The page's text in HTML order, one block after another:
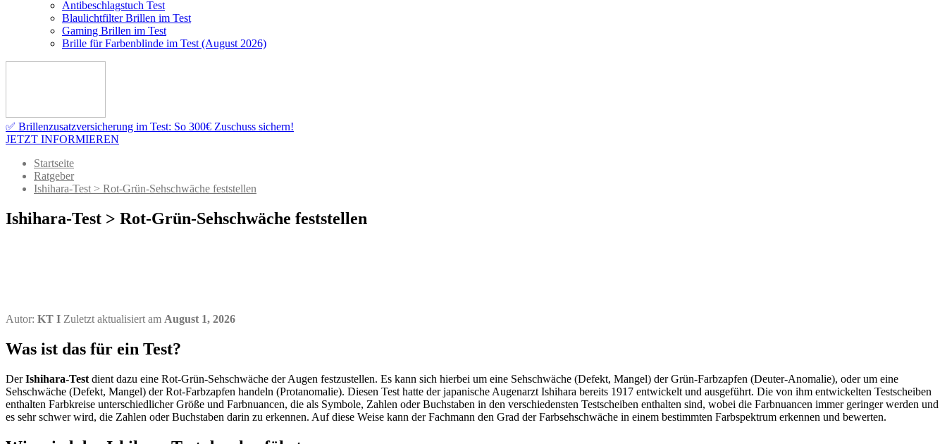
Antibeschlagstuch Test
Blaulichtfilter Brillen im Test
Gaming Brillen im Test
Brille für Farbenblinde im Test (August 2026)
✅ Brillenzusatzversicherung im Test: So 300€ Zuschuss sichern!
JETZT INFORMIEREN
Startseite
Ratgeber
Ishihara-Test > Rot-Grün-Sehschwäche feststellen
Ishihara-Test > Rot-Grün-Sehschwäche feststellen
Autor: KT I Zuletzt aktualisiert am August 1, 2026
Was ist das für ein Test?
DerIshihara-Test dient dazu eine Rot-Grün-Sehschwäche der Augen festzustellen. Es kann sich hierbei um eine Sehschwäche (Defekt, Mangel) der Grün-Farbzapfen (Deuter-Anomalie), oder um eine
Sehschwäche (Defekt, Mangel) der Rot-Farbzapfen handeln (Protanomalie). Diesen Test hatte der japanische Augenarzt Ishihara bereits 1917 entwickelt und ausgeführt. Die von ihm entwickelten Testscheiben
enthalten Farbkreise unterschiedlicher Größe und Farbnuancen, die als Symbole, Zahlen oder Buchstaben in den verschiedensten Testscheiben enthalten sind, wobei die Farbnuancen immer geringer werden und
es sehr schwer wird, die Zahlen oder Buchstaben darin zu erkennen. Auf diese Weise kann der Fachmann den Grad der Farbsehschwäche in einem bestimmten Farbspektrum erkennen und bewerten.